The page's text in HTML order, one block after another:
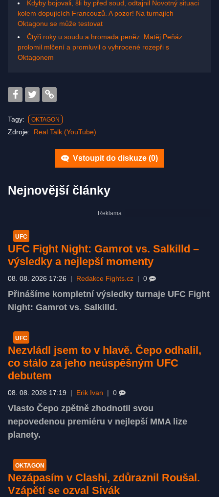
Kdyby bojovali, šli by před soud, odtajnil Novotný situaci
kolem dopujících Francouzů. A pozor! Na turnajích
Oktagonu se může testovat
Čtyři roky u soudu a hromada peněz. Matěj Peňáz
prolomil mlčení a promluvil o vyhrocené rozepři s
Oktagonem
Tagy: OKTAGON
Zdroje: Real Talk (YouTube)
Vstoupit do diskuze (0)
Nejnovější články
UFC
UFC Fight Night: Gamrot vs. Salkilld –
výsledky a nejlepší momenty
08. 08. 2026 17:26 Redakce Fights.cz 0
Přinášíme kompletní výsledky turnaje UFC Fight
Night: Gamrot vs. Salkilld.
UFC
Nezvládl jsem to v hlavě. Čepo odhalil,
co stálo za jeho neúspěšným UFC
debutem
08. 08. 2026 17:19 Erik Ivan 0
Vlasto Čepo zpětně zhodnotil svou
nepovedenou premiéru v nejlepší MMA lize
planety.
OKTAGON
Nezápasím v Clashi, zdůraznil Roušal.
Vzápětí se ozval Sivák